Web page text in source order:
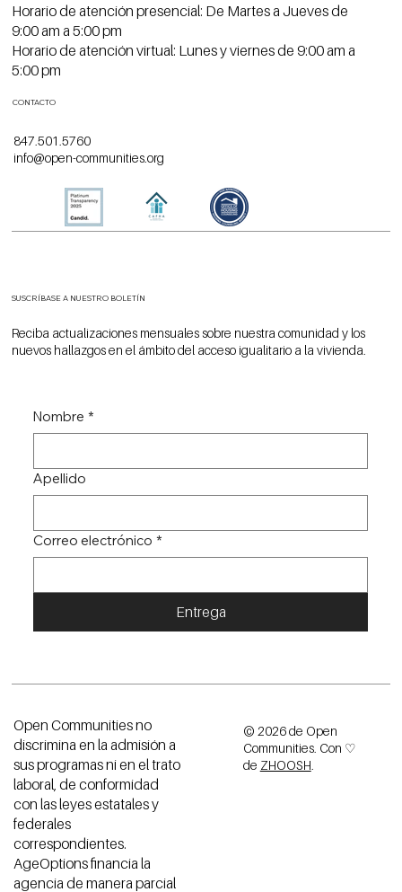
Horario de atención presencial: De Martes a Jueves de
9:00 am a 5:00 pm
Horario de atención virtual: Lunes y viernes de 9:00 am a
5:00 pm
CONTACTO
847.501.5760
info@open-communities.org
SUSCRÍBASE A NUESTRO BOLETÍN
Reciba actualizaciones mensuales sobre nuestra comunidad y los
nuevos hallazgos en el ámbito del acceso igualitario a la vivienda.
Nombre *
Apellido
Correo electrónico *
Entrega
Open Communities no
discrimina en la admisión a
sus programas ni en el trato
laboral, de conformidad
con las leyes estatales y
federales
correspondientes.
AgeOptions financia la
agencia de manera parcial
© 2026 de Open
Communities. Con ♡
de ZHOOSH